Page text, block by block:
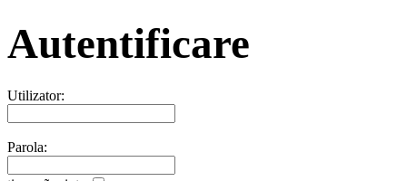
Autentificare
Utilizator:
Parola: